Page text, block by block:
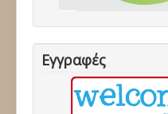
Εγγραφές